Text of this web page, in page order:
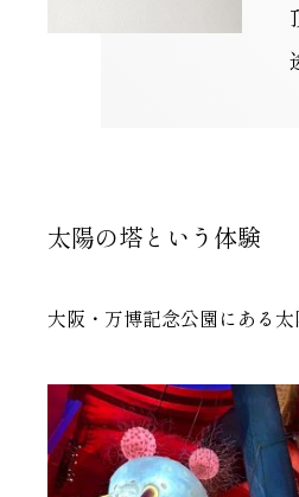
太陽の塔という体験
大阪・万博記念公園にある太